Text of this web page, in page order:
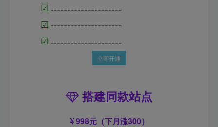
☑ =====================
☑ =====================
☑ =====================
立即开通
搭建同款站点
998元（下月涨300）